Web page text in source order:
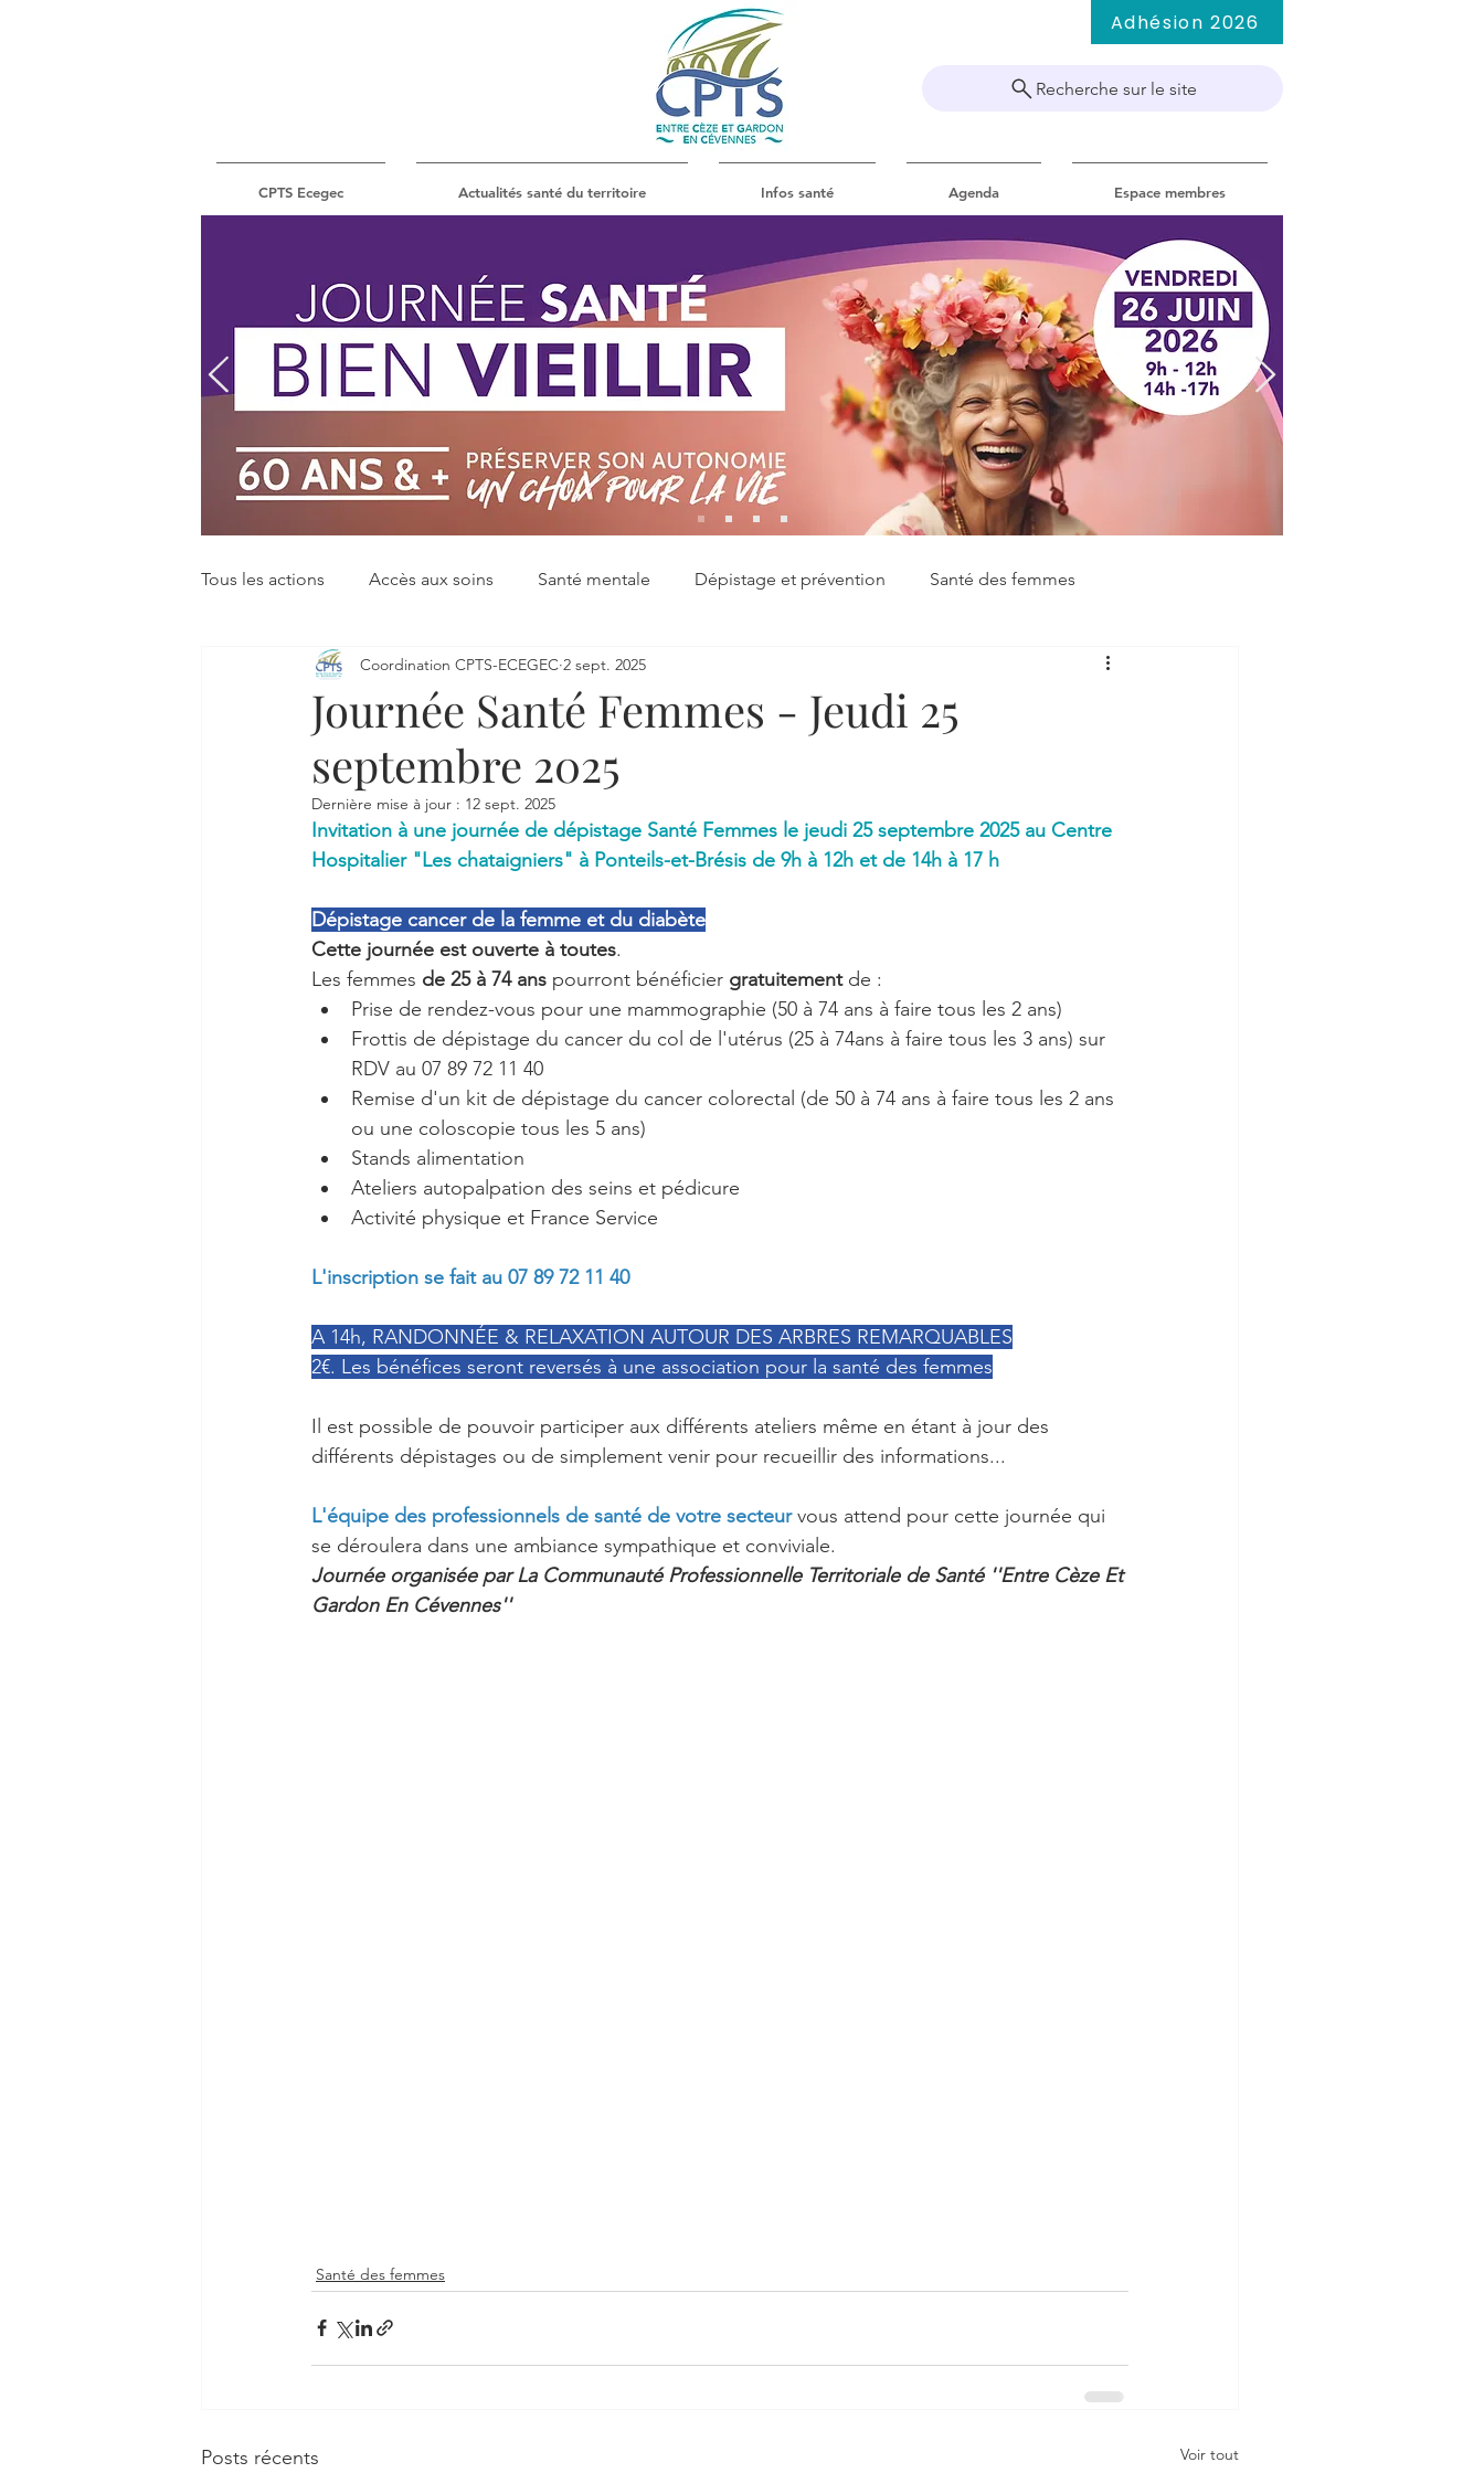
Adhésion 2026
Recherche sur le site
CPTS Ecegec Actualités santé du territoire Infos santé Agenda Espace membres
Tous les actions Accès aux soins Santé mentale Dépistage et prévention Santé des femmes
Santé des enfants Santé des séniors Maladies chroniques
Journée Santé Femmes - Jeudi 25
septembre 2025
Coordination CPTS-ECEGEC 2 sept. 2025
Dernière mise à jour : 12 sept. 2025
Invitation à une journée de dépistage Santé Femmes le jeudi 25 septembre 2025 au Centre
Hospitalier "Les chataigniers" à Ponteils-et-Brésis de 9h à 12h et de 14h à 17 h
Dépistage cancer de la femme et du diabète
Cette journée est ouverte à toutes.
Les femmes de 25 à 74 ans pourront bénéficier gratuitement de :
Prise de rendez-vous pour une mammographie (50 à 74 ans à faire tous les 2 ans)
Frottis de dépistage du cancer du col de l'utérus (25 à 74ans à faire tous les 3 ans) sur
RDV au 07 89 72 11 40
Remise d'un kit de dépistage du cancer colorectal (de 50 à 74 ans à faire tous les 2 ans
ou une coloscopie tous les 5 ans)
Stands alimentation
Ateliers autopalpation des seins et pédicure
Activité physique et France Service
L'inscription se fait au 07 89 72 11 40
A 14h, RANDONNÉE & RELAXATION AUTOUR DES ARBRES REMARQUABLES
2€. Les bénéfices seront reversés à une association pour la santé des femmes
Il est possible de pouvoir participer aux différents ateliers même en étant à jour des
différents dépistages ou de simplement venir pour recueillir des informations...
L'équipe des professionnels de santé de votre secteur vous attend pour cette journée qui
se déroulera dans une ambiance sympathique et conviviale.
Journée organisée par La Communauté Professionnelle Territoriale de Santé ''Entre Cèze Et
Gardon En Cévennes''
Santé des femmes
Posts récents Voir tout